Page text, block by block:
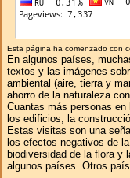
Esta página ha comenzado con
En algunos países,
textos y las imágenes
ambiental (aire, tierra y
ahorro de la naturaleza
Cuantas más personas
los edificios, la
Estas visitas son una
los efectos negativos de
biodiversidad de la flora y
algunos países. Otros